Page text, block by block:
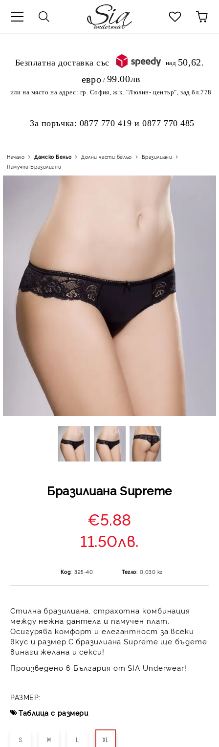
.Безплатна доставка със
над 50,62
евро / 99.00лв
или на място на адрес: гр. София, ж.к. "Люлин- център", зад бл.778
За поръчка: 0877 770 419 и0877 770 485
Начало Дамско Бельо Долни части бельо
Бразилиани
Памучни Бразилиани
Бразилиана Supreme
€5.88
11.50лв.
Код: 325-40 Тегло: 0.030 кг
Стилна бразилиана, страхотна комбинация
между нежна дантела и памучен плат.
Осигурява комфорт и елегантност за всеки
вкус и размер.С бразилиана Supreme ще бъдете
винаги желана и секси!
Произведено в България от SIA Underwear!
РАЗМЕР:
Таблица с размери
S M L XL